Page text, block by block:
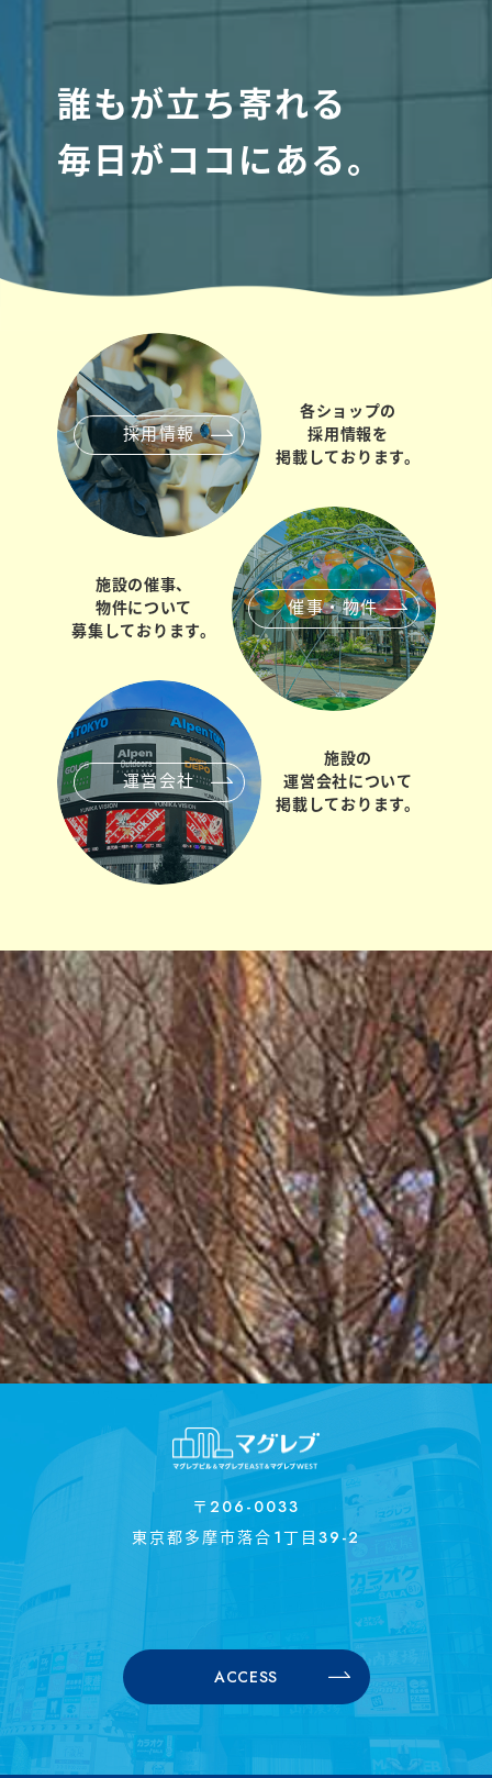
誰もが立ち寄れる
毎日がココにある。
採用情報
各ショップの
採用情報を
掲載しております。
催事・物件
施設の催事、
物件について
募集しております。
運営会社
施設の
運営会社について
掲載しております。
〒206-0033
東京都多摩市落合1丁目39-2
ACCESS